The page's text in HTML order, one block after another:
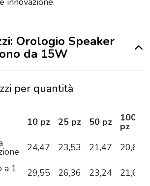
Orologio Speaker
da 15W
per quantità
10 pz 25 pz 50 pz 100
pz
24,47 23,53 21,47
20,68
a 1
29,55 26,36 23,24
21,67